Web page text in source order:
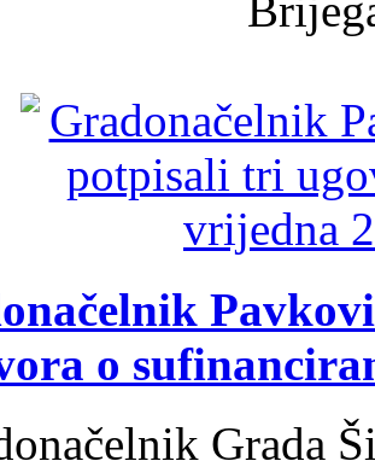
o
Grada